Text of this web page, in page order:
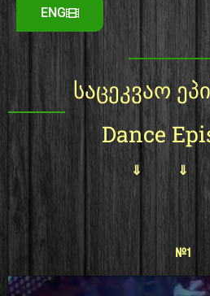
ENG
საცეკვაო
Dance
⇓ ⇓
#1